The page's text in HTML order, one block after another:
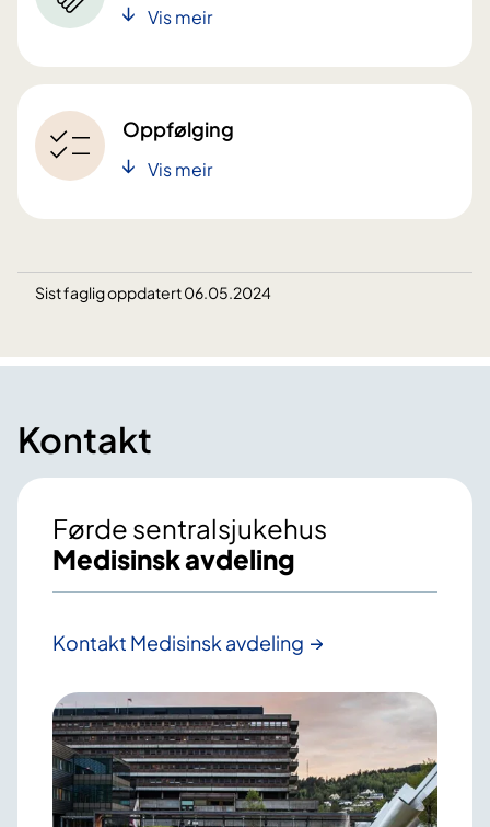
Vis meir
Oppfølging
Vis meir
Sist faglig oppdatert 06.05.2024
Kontakt
Førde sentralsjukehus
Medisinsk avdeling
Kontakt Medisinsk avdeling